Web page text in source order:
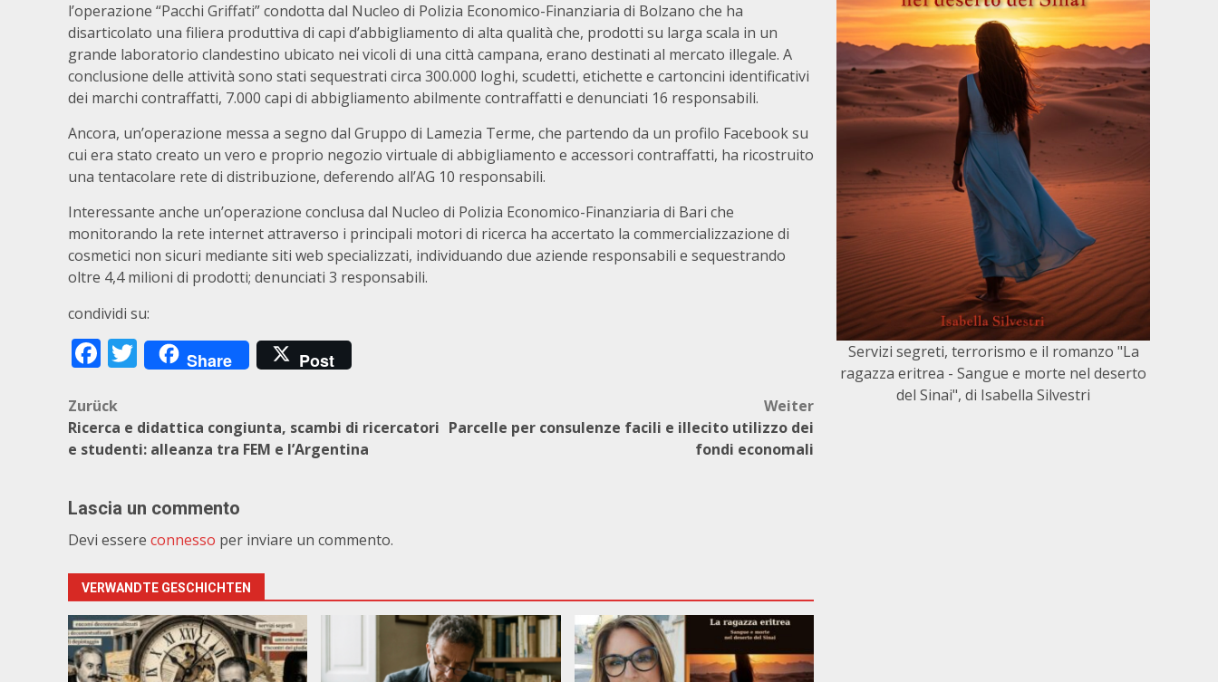
l’operazione “Pacchi Griffati” condotta dal Nucleo di Polizia Economico-Finanziaria di Bolzano che ha
disarticolato una filiera produttiva di capi d’abbigliamento di alta qualità che, prodotti su larga scala in un
grande laboratorio clandestino ubicato nei vicoli di una città campana, erano destinati al mercato illegale. A
conclusione delle attività sono stati sequestrati circa 300.000 loghi, scudetti, etichette e cartoncini identificativi
dei marchi contraffatti, 7.000 capi di abbigliamento abilmente contraffatti e denunciati 16 responsabili.
Ancora, un’operazione messa a segno dal Gruppo di Lamezia Terme, che partendo da un profilo Facebook su
cui era stato creato un vero e proprio negozio virtuale di abbigliamento e accessori contraffatti, ha ricostruito
una tentacolare rete di distribuzione, deferendo all’AG 10 responsabili.
Interessante anche un’operazione conclusa dal Nucleo di Polizia Economico-Finanziaria di Bari che
monitorando la rete internet attraverso i principali motori di ricerca ha accertato la commercializzazione di
cosmetici non sicuri mediante siti web specializzati, individuando due aziende responsabili e sequestrando
oltre 4,4 milioni di prodotti; denunciati 3 responsabili.
condividi su:
Facebook
Twitter
Share Post
Beitragsnavigation
Zurück
Ricerca e didattica congiunta, scambi di ricercatori
e studenti: alleanza tra FEM e l’Argentina
Weiter
Parcelle per consulenze facili e illecito utilizzo dei
fondi economali
Lascia un commento
Devi essere connesso per inviare un commento.
VERWANDTE GESCHICHTEN
Servizi segreti, terrorismo e il romanzo "La
ragazza eritrea - Sangue e morte nel deserto
del Sinai", di Isabella Silvestri